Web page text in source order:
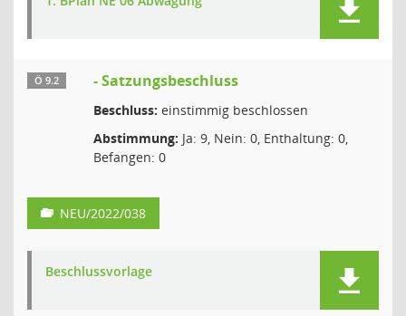
Ö 9.2 - Satzungsbeschluss
Beschluss: einstimmig beschlossen
Abstimmung: Ja: 9, Nein: 0, Enthaltung: 0,
Befangen: 0
NEU/2022/038
Beschlussvorlage